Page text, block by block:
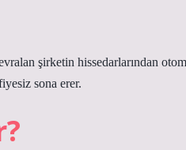
şirketin hissedarlarından
sona erer.